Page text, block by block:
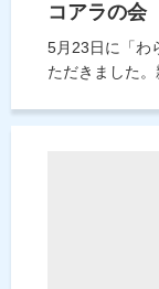
コアラの会
5月23日に「わ
ただきました